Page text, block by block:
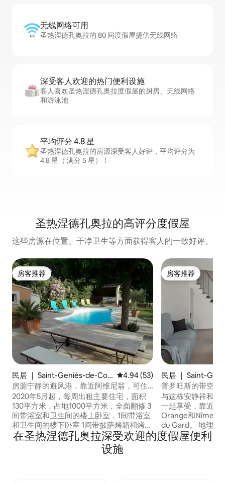
无线网络可用
圣热涅德孔奥拉的 80 间度假屋提供无线网络
深受客人欢迎的热门便利设施
客人喜欢圣热涅德孔奥拉度假屋的厨房、无线网络
和游泳池
平均评分 4.8 星
圣热涅德孔奥拉的房源深受客人好评，平均评分为
4.8 星（ 满分 5 星）！
圣热涅德孔奥拉的高评分度假屋
这些房源在位置、干净卫生等方面获得客人的一致好评。
房客推荐
房客推荐
民居 ｜ Saint-Geniès-de-Co
molas
平均评分 4.94 分（满分 5 分）
4.94 (53)
房源宁静的避风港，靠近阿维尼翁，可住8
人
2020年5月起，每周出租主要住宅，面积
130平方米，占地1000平方米，全面翻修 3
间带浴室和卫生间的楼上卧室，1间带浴室
和卫生间的楼下卧室 1间带披萨烤箱和烤盘
的夏季厨房 游泳池8 * 4 钙化砂石沙滩和遮
阳地 村庄地理位置优越，距离阿维尼翁20
分钟，距离奥兰治15分钟，距离朗格多克
房客推荐
房客推荐
民居 ｜ Saint-
molas
普罗旺斯的带空调
与这栋安静祥和的
一起享受，靠近阿
Orange和Nîmes
du Gard。 地理位置优越，适合欣赏和参
观所有这些历史遗迹。 葡萄酒爱
失望，因为靠近著
在圣热涅德孔奥拉深受欢迎的度假屋便利
设施